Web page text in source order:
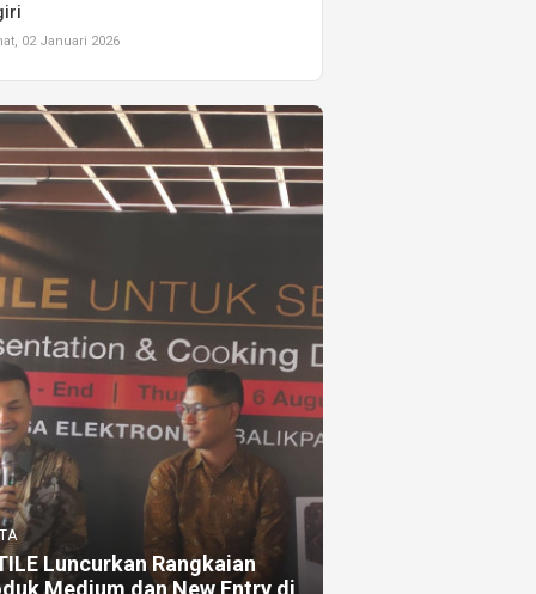
02 Januari 2026
Luncurkan Rangkaian
Medium dan New Entry di